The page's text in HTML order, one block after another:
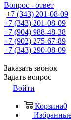
Вопрос - ответ
+7 (343) 201-08-09
+7 (343) 201-08-09
+7 (904) 988-48-38
+7 (902) 275-67-89
+7 (343) 290-08-09
Заказать звонок
Задать вопрос
Войти
Корзина0